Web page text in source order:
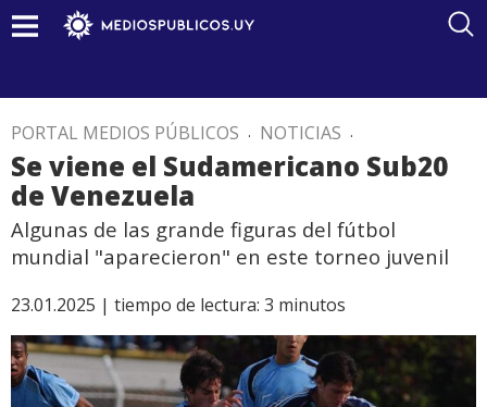
PORTAL MEDIOS PÚBLICOS . NOTICIAS .
Se viene el Sudamericano Sub20
de Venezuela
Algunas de las grande figuras del fútbol
mundial "aparecieron" en este torneo juvenil
23.01.2025 | tiempo de lectura: 3 minutos